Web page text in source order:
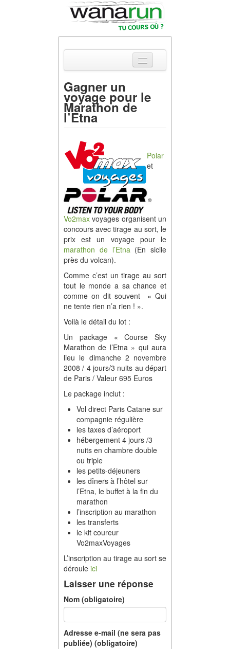
Actualités
Equipements &
Parcours &
Courses
Outils & Réseaux
Gagner un
voyage pour le
Marathon de
l’Etna
Polar
et
Vo2max voyages organisent un
concours avec tirage au sort, le
prix est un voyage pour le
marathon de l’Etna(En sicile
près du volcan).
Comme c’est un tirage au sort
tout le monde a sa chance et
comme on dit souvent « Qui
ne tente rien n’a rien ! ».
Voilà le détail du lot :
Un package « Course Sky
Marathon de l’Etna » qui aura
lieu le dimanche 2 novembre
2008 / 4 jours/3 nuits au départ
de Paris / Valeur 695 Euros
Le package inclut :
Vol direct Paris Catane sur
compagnie régulière
les taxes d’aéroport
hébergement 4 jours /3
nuits en chambre double
ou triple
les petits-déjeuners
les dîners à l’hôtel sur
l’Etna, le buffet à la fin du
marathon
l’inscription au marathon
les transferts
le kit coureur
Vo2maxVoyages
L’inscription au tirage au sort se
déroule ici
Laisser une réponse
Nom (obligatoire)
Adresse e-mail (ne sera pas
publiée) (obligatoire)